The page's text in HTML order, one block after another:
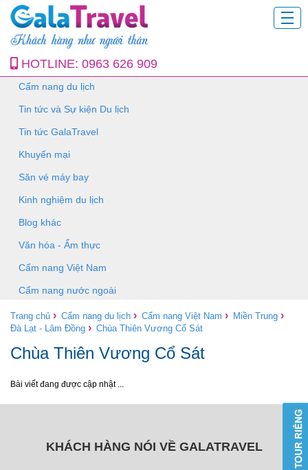
HOTLINE: 0963 626 909
Cẩm nang du lịch
Tin tức và Sự kiện Du lịch
Tin tức GalaTravel
Khuyến mại
Săn vé máy bay
Kinh nghiệm du lịch
Blog khác
Văn hóa - Ẩm thực
Cẩm nang Việt Nam
Cẩm nang nước ngoài
Trang chủ › Cẩm nang du lịch › Cẩm nang Việt Nam › Miền Trung ›
Đà Lạt - Lâm Đồng › Chùa Thiên Vương Cổ Sát
Chùa Thiên Vương Cổ Sát
Bài viết đang được cập nhật ...
KHÁCH HÀNG NÓI VỀ GALATRAVEL